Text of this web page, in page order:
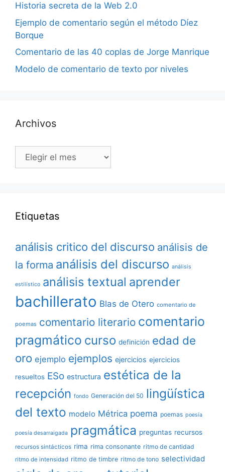
Historia secreta de la Web 2.0
Ejemplo de comentario según el método Díez
Borque
Comentario de las 40 coplas de Jorge Manrique
Modelo de comentario de texto por niveles
Archivos
Archivos
Etiquetas
análisis critico del discurso análisis de
la forma análisis del discurso análisis
estilístico análisis textual aprender
bachillerato Blas de Otero comentario de
poemas comentario literario comentario
pragmático curso definición edad de
oro ejemplo ejemplos ejercicios ejercicios
resueltos ESo estructura estética de la
recepción fondo Generación del 50 lingüística
del texto modelo Métrica poema poemas poesía
poesía desarraigada pragmática preguntas recursos
recursos sintácticos rima rima consonante ritmo de cantidad
ritmo de intensidad ritmo de timbre ritmo de tono selectividad